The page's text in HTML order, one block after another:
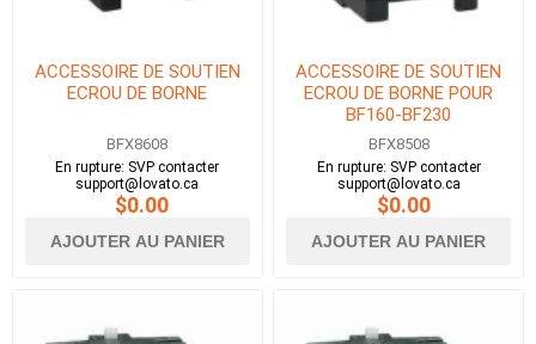
ACCESSOIRE DE SOUTIEN
ECROU DE BORNE
BFX8608
En rupture: SVP contacter
support@lovato.ca
$0.00
AJOUTER AU PANIER
ACCESSOIRE DE SOUTIEN
ECROU DE BORNE POUR
BF160-BF230
BFX8508
En rupture: SVP contacter
support@lovato.ca
$0.00
AJOUTER AU PANIER